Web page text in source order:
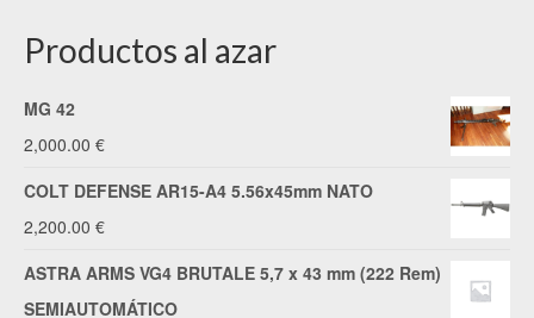
Productos al azar
MG 42
2,000.00 €
COLT DEFENSE AR15-A4 5.56x45mm NATO
2,200.00 €
ASTRA ARMS VG4 BRUTALE 5,7 x 43 mm (222 Rem)
SEMIAUTOMÁTICO